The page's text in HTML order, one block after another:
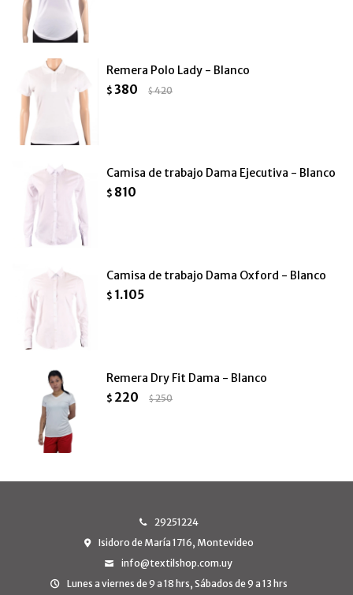
Remera Polo Lady - Blanco
$ 380 $420
Camisa de trabajo Dama Ejecutiva - Blanco
$ 810
Camisa de trabajo Dama Oxford - Blanco
$ 1.105
Remera Dry Fit Dama - Blanco
$ 220 $250
29251224
Isidoro de María 1716, Montevideo
info@textilshop.com.uy
Lunes a viernes de 9 a 18 hrs, Sábados de 9 a 13 hrs